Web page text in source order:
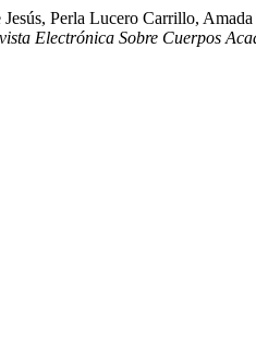
Perla Lucero Carrillo,
Electrónica Sobre Cuerpos